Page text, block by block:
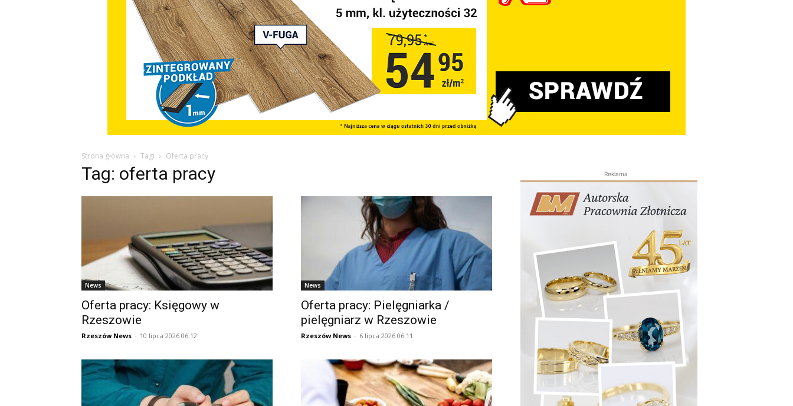
Strona główna Tagi Oferta pracy
Tag: oferta pracy
News
Oferta pracy: Księgowy w
Rzeszowie
Rzeszów News - 10 lipca 2026 06:12
News
Oferta pracy: Pielęgniarka /
pielęgniarz w Rzeszowie
Rzeszów News - 6 lipca 2026 06:11
Reklama